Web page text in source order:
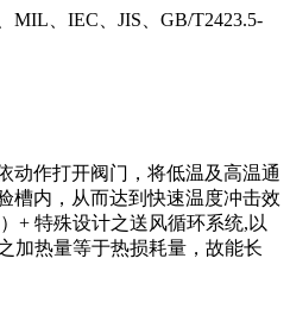
MIL、IEC、JIS、GB/T2423.5-
动作打开阀门，将低温及高温通
槽内，从而达到快速温度冲击效
+ 特殊设计之送风循环系统,以
加热量等于热损耗量，故能长